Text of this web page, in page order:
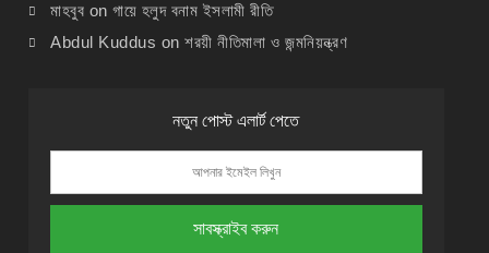
মাহবুব onগায়ে হলুদ বনাম ইসলামী রীতি
Abdul Kuddus onশরয়ী নীতিমালা ও জন্মনিয়ন্ত্রণ
নতুন পোস্ট এলার্ট পেতে